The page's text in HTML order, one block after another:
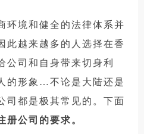
境和健全的法律体系并
此越来越多的人选择在香
公司和自身带来切身利
的形象…不论是大陆还是
司都是极其常见的。下面
册公司的要求。